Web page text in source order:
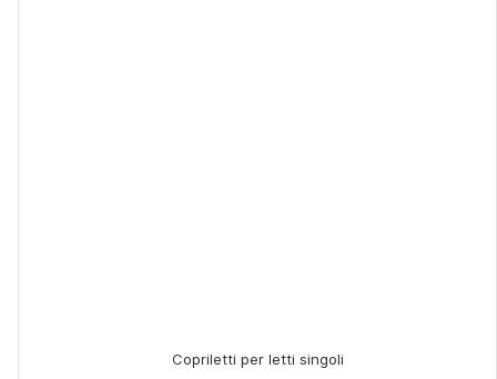
Copriletti per letti singoli